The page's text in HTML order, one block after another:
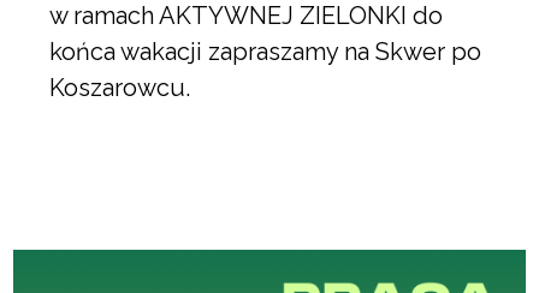
w ramach AKTYWNEJ ZIELONKI do
końca wakacji zapraszamy na Skwer po
Koszarowcu.